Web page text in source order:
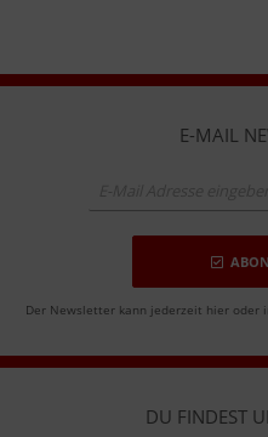
E-MAIL
Der Newsletter kann jederzeit hier oder
DU FINDEST